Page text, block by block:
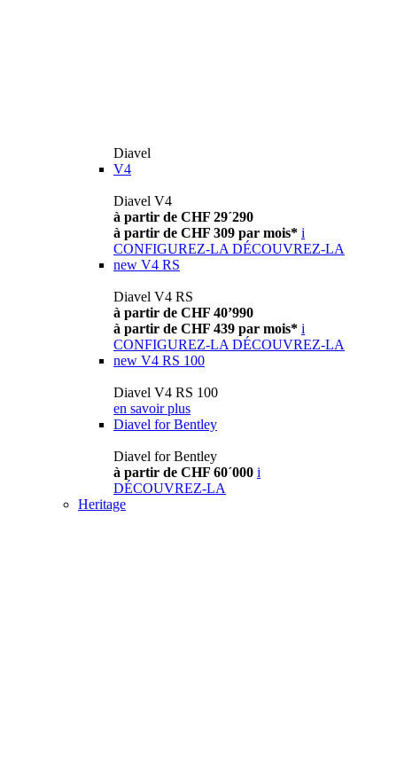
Diavel
V4
Diavel V4
à partir de CHF 29´290
à partir de CHF 309 par mois* i
CONFIGUREZ-LA DÉCOUVREZ-LA
new V4 RS
Diavel V4 RS
à partir de CHF 40’990
à partir de CHF 439 par mois* i
CONFIGUREZ-LA DÉCOUVREZ-LA
new V4 RS 100
Diavel V4 RS 100
en savoir plus
Diavel for Bentley
Diavel for Bentley
à partir de CHF 60´000 i
DÉCOUVREZ-LA
Heritage